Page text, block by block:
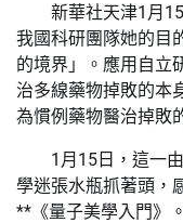
新華社天津1月
我國科研團隊她的目
的境界」。應用自立
治多線藥物掉敗的本
為慣例藥物醫治掉敗
1月15日，這一
學迷張水瓶抓著頭，
**《量子美學入門》